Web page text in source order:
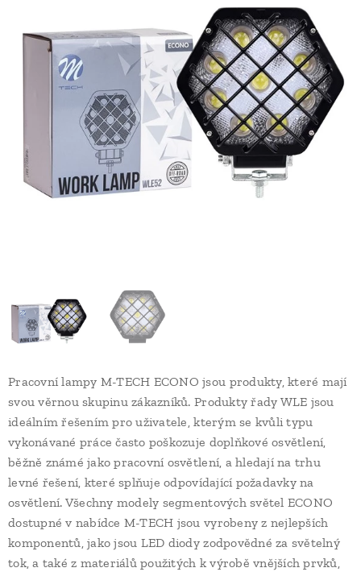
Pracovní lampy M-TECH ECONO jsou produkty, které mají
svou věrnou skupinu zákazníků. Produkty řady WLE jsou
ideálním řešením pro uživatele, kterým se kvůli typu
vykonávané práce často poškozuje doplňkové osvětlení,
běžně známé jako pracovní osvětlení, a hledají na trhu
levné řešení, které splňuje odpovídající požadavky na
osvětlení. Všechny modely segmentových světel ECONO
dostupné v nabídce M-TECH jsou vyrobeny z nejlepších
komponentů, jako jsou LED diody zodpovědné za světelný
tok, a také z materiálů použitých k výrobě vnějších prvků,